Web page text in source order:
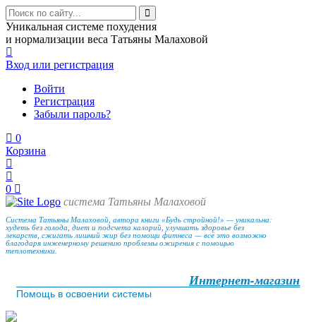
Уникальная системе похудения
и нормализации веса Татьяны Малаховой
Вход или регистрация
Войти
Регистрация
Забыли пароль?
0
Корзина
0
система Татьяны Малаховой
Система Татьяны Малаховой, автора книги «Будь стройной!» — уникальна:
худеть без голода, диет и подсчета калорий, улучшать здоровье без
лекарств, сжигать лишний жир без помощи фитнеса — всё это возможно
благодаря инженерному решению проблемы ожирения с помощью
теплотехники.
Интернет-магазин
Помощь в освоении системы